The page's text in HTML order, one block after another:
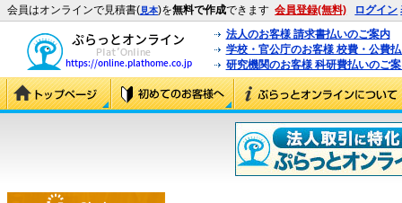
会員はオンラインで見積書(見本)を無料で作成できます 会員登録(無料) ログイン
法人のお客様 請求書払いのご案内
学校・官公庁のお客様 校費・公費
研究機関のお客様 科研費払いのご